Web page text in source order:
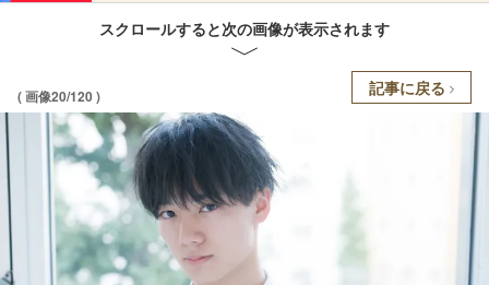
スクロールすると次の画像が表示されます
( 画像20/120 ) 記事に戻る